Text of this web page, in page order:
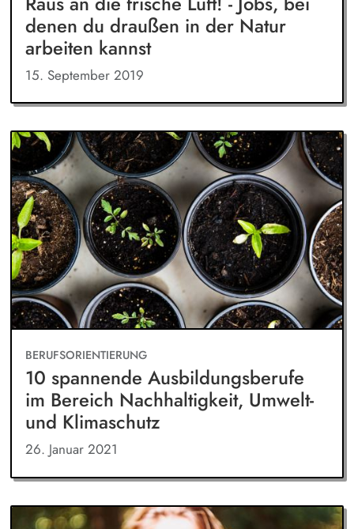
denen du draußen in der Natur
arbeiten kannst
15. September 2019
BERUFSORIENTIERUNG
10 spannende Ausbildungsberufe
im Bereich Nachhaltigkeit, Umwelt-
und Klimaschutz
26. Januar 2021